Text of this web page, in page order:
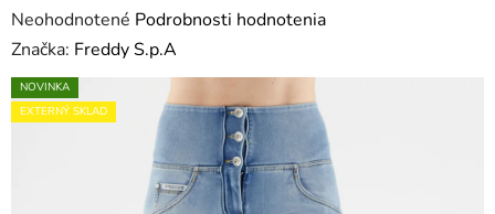
Priemerné
hodnotenie
produktu
je
Neohodnotené Podrobnosti hodnotenia
Značka: Freddy S.p.A
NOVINKA
EXTERNÝ SKLAD